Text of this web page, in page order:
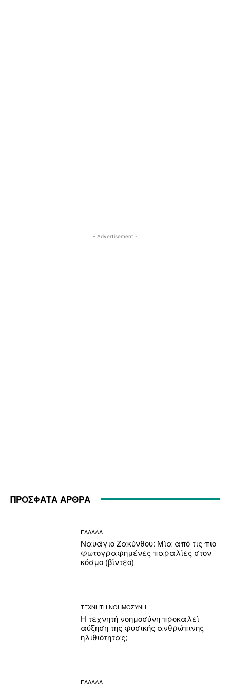
- Advertisement -
ΠΡΟΣΦΑΤΑ ΑΡΘΡΑ
ΕΛΛΑΔΑ
Ναυάγιο Ζακύνθου: Μία από τις πιο
φωτογραφημένες παραλίες στον
κόσμο (βίντεο)
ΤΕΧΝΗΤΗ ΝΟΗΜΟΣΥΝΗ
Η τεχνητή νοημοσύνη προκαλεί
αύξηση της φυσικής ανθρώπινης
ηλιθιότητας;
ΕΛΛΑΔΑ